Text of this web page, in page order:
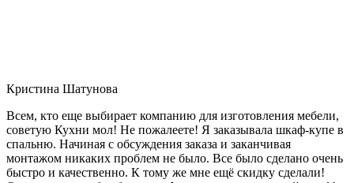
Кристина Шатунова
Всем, кто еще выбирает компанию для изготовления мебели,
советую Кухни мол! Не пожалеете! Я заказывала шкаф-купе в
спальню. Начиная с обсуждения заказа и заканчивая
монтажом никаких проблем не было. Все было сделано очень
быстро и качественно. К тому же мне ещё скидку сделали!